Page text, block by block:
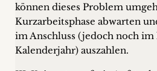
können dieses Problem
Kurzarbeitsphase abwarten
im Anschluss (jedoch noch im
Kalenderjahr) auszahlen.